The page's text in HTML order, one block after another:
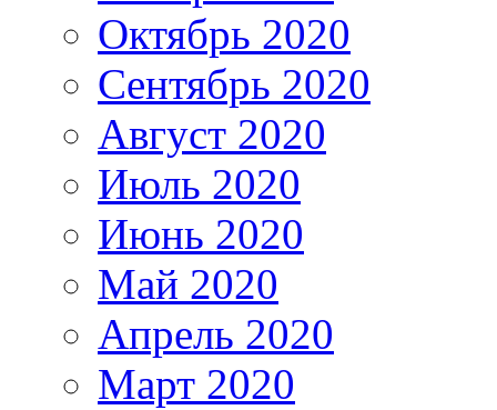
Октябрь 2020
Сентябрь 2020
Август 2020
Июль 2020
Июнь 2020
Май 2020
Апрель 2020
Март 2020